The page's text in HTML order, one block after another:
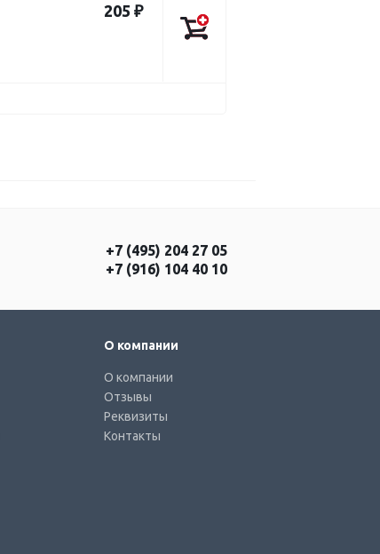
205 ₽
+7 (495) 204 27 05
+7 (916) 104 40 10
О компании
О компании
Отзывы
Реквизиты
Контакты